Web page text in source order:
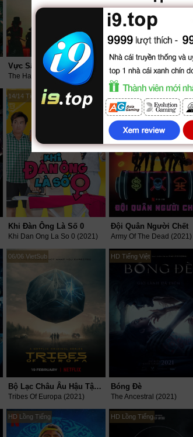
Vực Sâu Thù Hận
The Harder They Fall (2021) Maya and the Three
14/14 Tiếng Việt
Khi Đàn Ông Là Số 0
Khi Dan Ong La So 0 (2021)
Đội Quân Người Chết
Army Of The Dead (2021)
06/06 VietSub
Bộ Lạc Châu Âu Hậu Tận Thế
Tribes Of Europa (2021)
HD Tiếng Việt
Bóng Đè
The Ancestral (2021)
HD Lồng Tiếng HD Lồng Tiếng